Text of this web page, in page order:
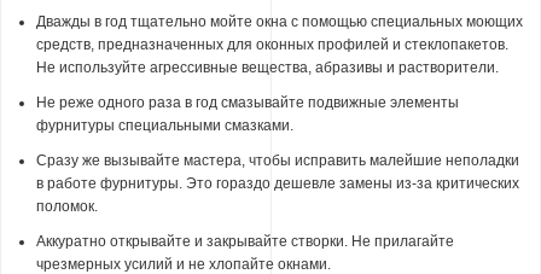
Дважды в год тщательно мойте окна с помощью специальных моющих
средств, предназначенных для оконных профилей и стеклопакетов.
Не используйте агрессивные вещества, абразивы и растворители.
Не реже одного раза в год смазывайте подвижные элементы
фурнитуры специальными смазками.
Сразу же вызывайте мастера, чтобы исправить малейшие неполадки
в работе фурнитуры. Это гораздо дешевле замены из-за критических
поломок.
Аккуратно открывайте и закрывайте створки. Не прилагайте
чрезмерных усилий и не хлопайте окнами.